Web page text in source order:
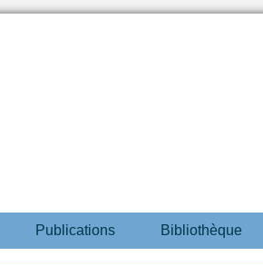
Publications Bibliothèque